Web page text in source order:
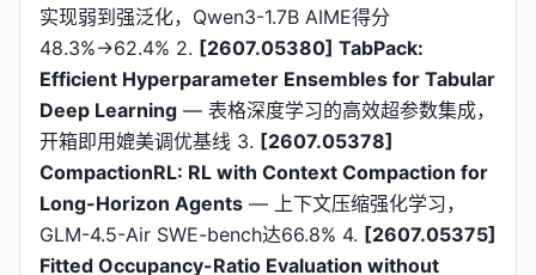
实现弱到强泛化，Qwen3-1.7B AIME得分
48.3%→62.4% 2. [2607.05380] TabPack:
Efficient Hyperparameter Ensembles for Tabular
Deep Learning — 表格深度学习的高效超参数集成，
开箱即用媲美调优基线 3. [2607.05378]
CompactionRL: RL with Context Compaction for
Long-Horizon Agents — 上下文压缩强化学习，
GLM-4.5-Air SWE-bench达66.8% 4. [2607.05375]
Fitted Occupancy-Ratio Evaluation without